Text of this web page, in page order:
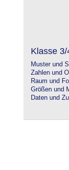
Klasse 3/
Muster und
Zahlen und
Raum und
Größen und
Daten und